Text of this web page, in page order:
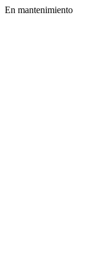
En mantenimiento